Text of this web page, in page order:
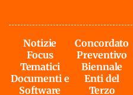
Notizie
Focus
Tematici
Documenti e
Software
Concordato
Preventivo
Biennale
Enti del
Terzo